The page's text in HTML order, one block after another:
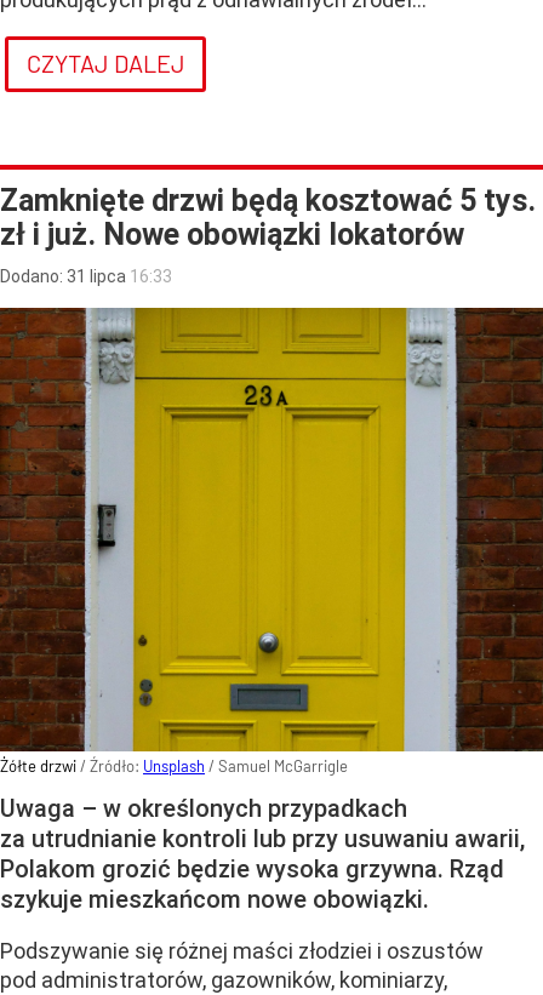
CZYTAJ DALEJ
Zamknięte drzwi będą kosztować 5 tys.
zł i już. Nowe obowiązki lokatorów
Dodano: 31 lipca 16:33
Żółte drzwi/ Źródło: Unsplash / Samuel McGarrigle
Uwaga – w określonych przypadkach
za utrudnianie kontroli lub przy usuwaniu awarii,
Polakom grozić będzie wysoka grzywna. Rząd
szykuje mieszkańcom nowe obowiązki.
Podszywanie się różnej maści złodziei i oszustów
pod administratorów, gazowników, kominiarzy,